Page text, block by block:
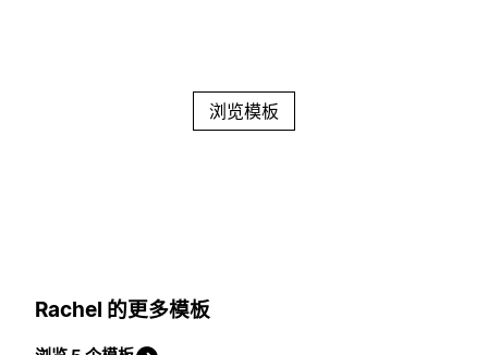
浏览模板
Rachel 的更多模板